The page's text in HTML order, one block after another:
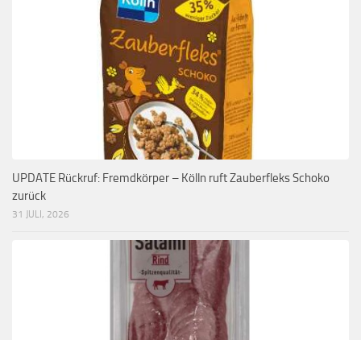
UPDATE Rückruf: Fremdkörper – Kölln ruft Zauberfleks Schoko
zurück
31 JULI, 2026